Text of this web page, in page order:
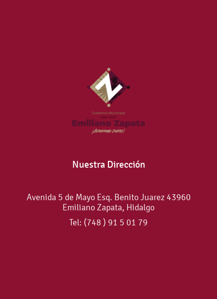
Nuestra Dirección
Avenida 5 de Mayo Esq. Benito Juarez 43960
Emiliano Zapata, Hidalgo
Tel: (748 ) 91 5 01 79